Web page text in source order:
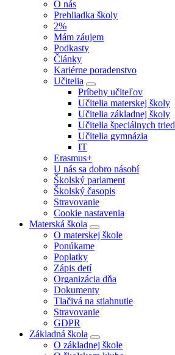
O nás
Prehliadka školy
2%
Mám záujem
Podkasty
Články
Kariérne poradenstvo
Učitelia
Príbehy učiteľov
Učitelia materskej školy
Učitelia základnej školy
Učitelia špeciálnych tried
Učitelia gymnázia
IT
Erasmus+
U nás sa dobro násobí
Školský parlament
Školský časopis
Stravovanie
Cookie nastavenia
Materská škola
O materskej škole
Ponúkame
Poplatky
Zápis detí
Organizácia dňa
Dokumenty
Tlačivá na stiahnutie
Stravovanie
GDPR
Základná škola
O základnej škole